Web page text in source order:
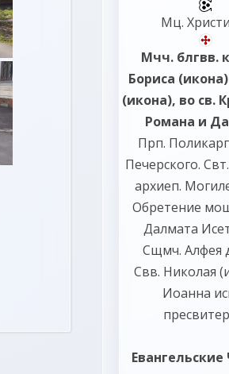
Мц.
Мчч. блгвв.
Бориса (икона
(икона), во св.
Романа и
Прп.
Печерского. Свт.
архиеп.
Обретение
Далмата
Сщмч. Алфея
Свв. Николая (
Иоанна